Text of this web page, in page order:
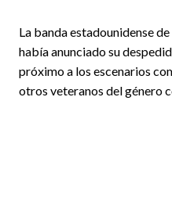
La banda estadounidense
había anunciado su
próximo a los escenarios
otros veteranos del género